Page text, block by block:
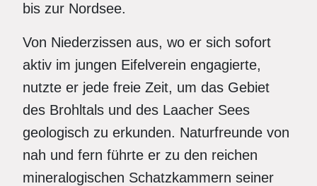
bis zur Nordsee.
Von Niederzissen aus, wo er sich sofort
aktiv im jungen Eifelverein engagierte,
nutzte er jede freie Zeit, um das Gebiet
des Brohltals und des Laacher Sees
geologisch zu erkunden. Naturfreunde von
nah und fern führte er zu den reichen
mineralogischen Schatzkammern seiner